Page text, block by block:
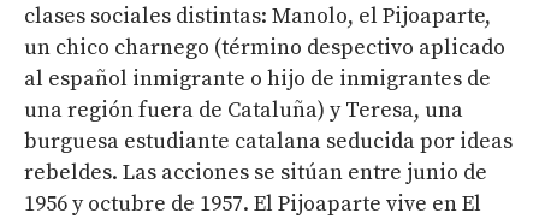
clases sociales distintas: Manolo, el Pijoaparte,
un chico charnego (término despectivo aplicado
al español inmigrante o hijo de inmigrantes de
una región fuera de Cataluña) y Teresa, una
burguesa estudiante catalana seducida por ideas
rebeldes. Las acciones se sitúan entre junio de
1956 y octubre de 1957. El Pijoaparte vive en El